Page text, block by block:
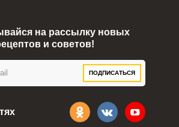
на рассылку новых
и советов!
ПОДПИСАТЬСЯ